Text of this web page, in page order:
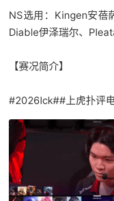
NS选用：Kingen安蓓
Diable伊泽瑞尔、
【赛况简介】
#2026lck##上虎扑评